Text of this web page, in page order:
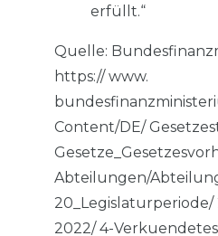
erfüllt.“
Quelle:
https:// www.
Content/DE/
Abteilungen/
20_Legislaturperiode/
2022/ 4-